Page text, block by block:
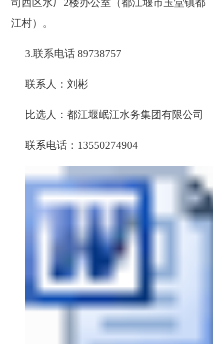
司西区水厂 2楼办公室（都江堰市玉堂镇都
江村）。
3.联系电话 89738757
联系人：刘彬
比选人：都江堰岷江水务集团有限公司
联系电话： 13550274904